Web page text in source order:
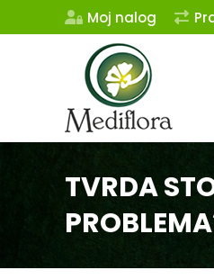
Moj nalog
TVRDA